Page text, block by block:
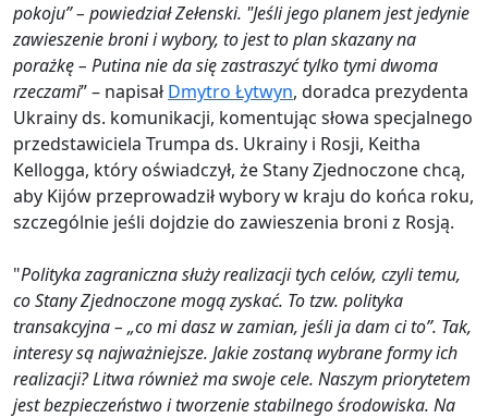
pokoju” – powiedział Zełenski. "Jeśli jego planem jest jedynie
zawieszenie broni i wybory, to jest to plan skazany na
porażkę – Putina nie da się zastraszyć tylko tymi dwoma
rzeczami” – napisał Dmytro Łytwyn, doradca prezydenta
Ukrainy ds. komunikacji, komentując słowa specjalnego
przedstawiciela Trumpa ds. Ukrainy i Rosji, Keitha
Kellogga, który oświadczył, że Stany Zjednoczone chcą,
aby Kijów przeprowadził wybory w kraju do końca roku,
szczególnie jeśli dojdzie do zawieszenia broni z Rosją.
"Polityka zagraniczna służy realizacji tych celów, czyli temu,
co Stany Zjednoczone mogą zyskać. To tzw. polityka
transakcyjna – „co mi dasz w zamian, jeśli ja dam ci to”. Tak,
interesy są najważniejsze. Jakie zostaną wybrane formy ich
realizacji? Litwa również ma swoje cele. Naszym priorytetem
jest bezpieczeństwo i tworzenie stabilnego środowiska. Na